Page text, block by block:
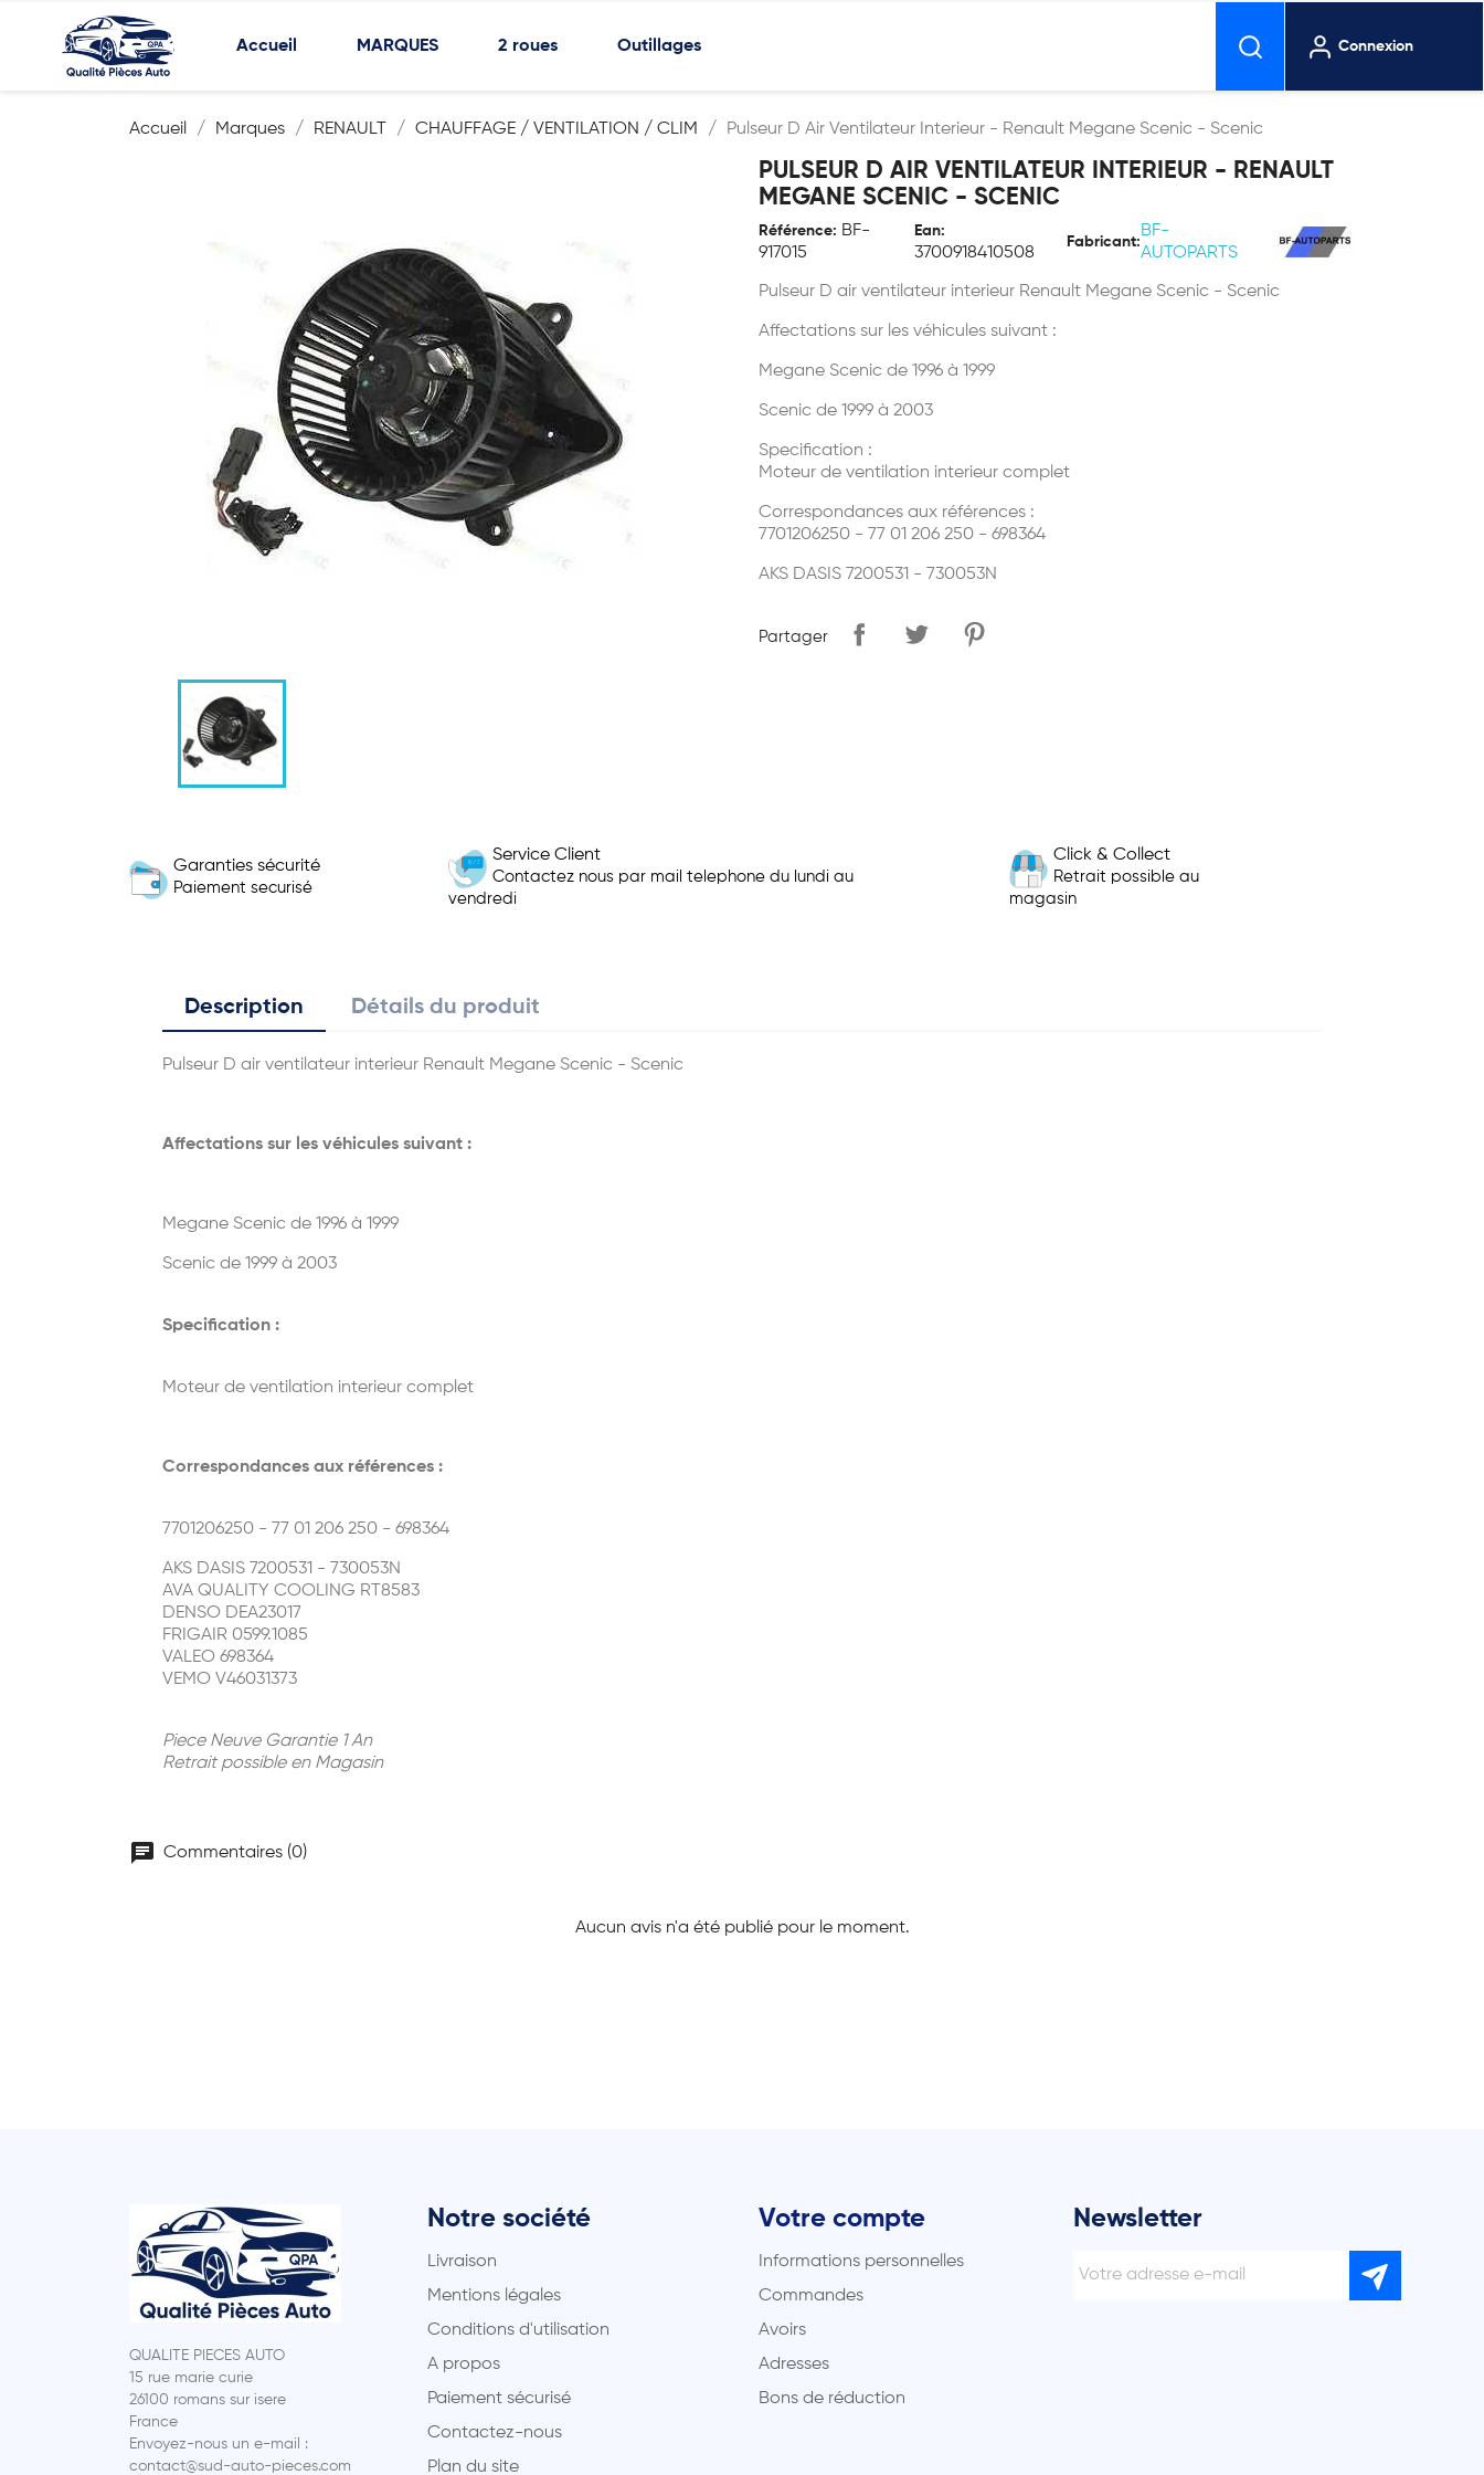
Accueil MARQUES 2 roues Outillages Connexion
Accueil Marques RENAULT CHAUFFAGE / VENTILATION / CLIM Pulseur D Air Ventilateur Interieur - Renault Megane Scenic - Scenic
PULSEUR D AIR VENTILATEUR INTERIEUR - RENAULT
MEGANE SCENIC - SCENIC
Référence: BF-
917015
Ean:
3700918410508
Fabricant:
BF-
AUTOPARTS
Pulseur D air ventilateur interieur Renault Megane Scenic - Scenic
Affectations sur les véhicules suivant :
Megane Scenic de 1996 à 1999
Scenic de 1999 à 2003
Specification :
Moteur de ventilation interieur complet
Correspondances aux références :
7701206250 - 77 01 206 250 - 698364
AKS DASIS 7200531 - 730053N
Partager
Garanties sécurité
Paiement securisé
Service Client
Contactez nous par mail telephone du lundi au
vendredi
Click & Collect
Retrait possible au
magasin
Description Détails du produit
Pulseur D air ventilateur interieur Renault Megane Scenic - Scenic
Affectations sur les véhicules suivant :
Megane Scenic de 1996 à 1999
Scenic de 1999 à 2003
Specification :
Moteur de ventilation interieur complet
Correspondances aux références :
7701206250 - 77 01 206 250 - 698364
AKS DASIS 7200531 - 730053N
AVA QUALITY COOLING RT8583
DENSO DEA23017
FRIGAIR 0599.1085
VALEO 698364
VEMO V46031373
Piece Neuve Garantie 1 An
Retrait possible en Magasin
chat Commentaires (0)
Aucun avis n'a été publié pour le moment.
QUALITE PIECES AUTO
15 rue marie curie
26100 romans sur isere
France
Envoyez-nous un e-mail :
contact@sud-auto-pieces.com
Notre société
Livraison
Mentions légales
Conditions d'utilisation
A propos
Paiement sécurisé
Contactez-nous
Plan du site
Votre compte
Informations personnelles
Commandes
Avoirs
Adresses
Bons de réduction
Newsletter